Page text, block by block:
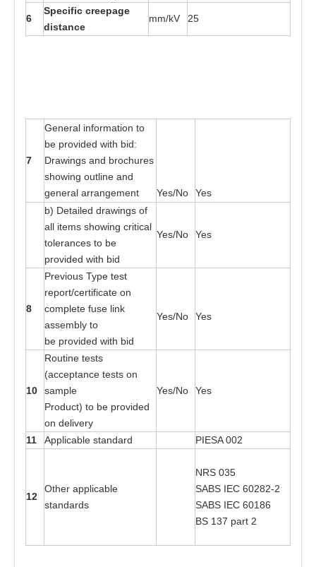
6
Specific creepage
distance
mm/kV 25
7
General information to
be provided with bid:
Drawings and brochures
showing outline and
general arrangement Yes/No
Yes
b) Detailed drawings of
all items showing critical
tolerances to be
provided with bid
Yes/No Yes
8
Previous Type test
report/certificate on
complete fuse link
assembly to
be provided with bid
Yes/No Yes
10
Routine tests
(acceptance tests on
sample
Product) to be provided
on delivery
Yes/No Yes
11 Applicable standard PIESA 002
12
Other applicable
standards
NRS 035
SABS IEC 60282-2
SABS IEC 60186
BS 137 part 2